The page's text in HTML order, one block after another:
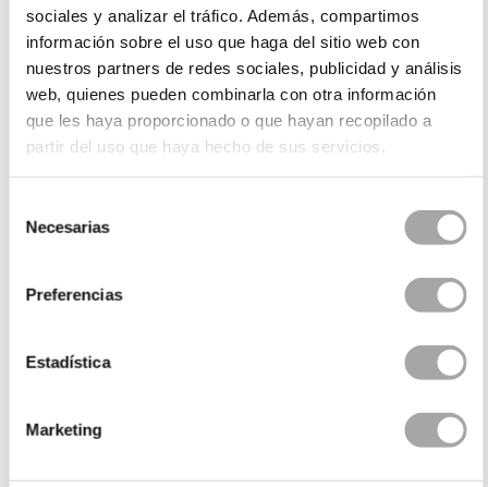
sociales y analizar el tráfico. Además, compartimos
información sobre el uso que haga del sitio web con
nuestros partners de redes sociales, publicidad y análisis
web, quienes pueden combinarla con otra información
que les haya proporcionado o que hayan recopilado a
partir del uso que haya hecho de sus servicios.
Necesarias
Preferencias
Estadística
Marketing